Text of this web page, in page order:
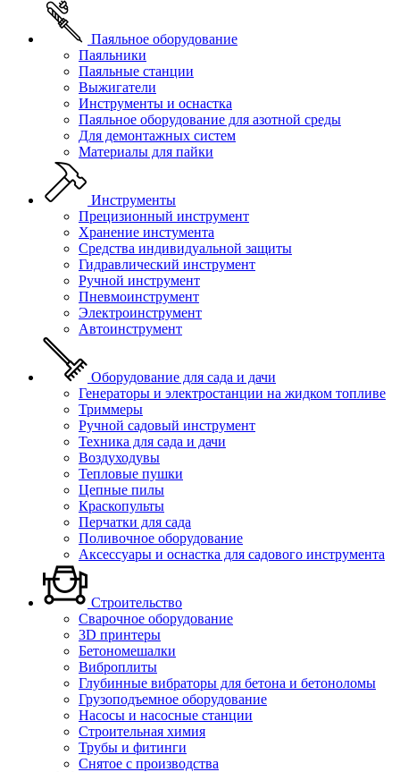
Паяльное оборудование
Паяльники
Паяльные станции
Выжигатели
Инструменты и оснастка
Паяльное оборудование для азотной среды
Для демонтажных систем
Материалы для пайки
Инструменты
Прецизионный инструмент
Хранение инстумента
Средства индивидуальной защиты
Гидравлический инструмент
Ручной инструмент
Пневмоинструмент
Электроинструмент
Автоинструмент
Оборудование для сада и дачи
Генераторы и электростанции на жидком топливе
Триммеры
Ручной садовый инструмент
Техника для сада и дачи
Воздуходувы
Тепловые пушки
Цепные пилы
Краскопульты
Перчатки для сада
Поливочное оборудование
Аксессуары и оснастка для садового инструмента
Строительство
Сварочное оборудование
3D принтеры
Бетономешалки
Виброплиты
Глубинные вибраторы для бетона и бетоноломы
Грузоподъемное оборудование
Насосы и насосные станции
Строительная химия
Трубы и фитинги
Снятое с производства